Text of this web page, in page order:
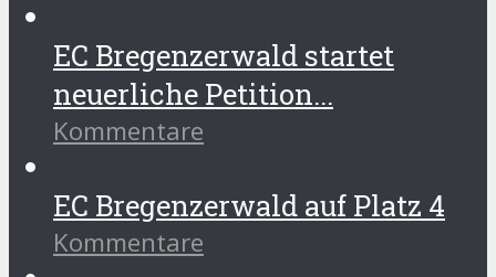
EC Bregenzerwald startet
neuerliche Petition...
Kommentare
EC Bregenzerwald auf Platz 4
Kommentare